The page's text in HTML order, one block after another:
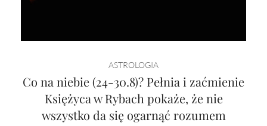
ASTROLOGIA
Co na niebie (24-30.8)? Pełnia i zaćmienie
Księżyca w Rybach pokaże, że nie
wszystko da się ogarnąć rozumem